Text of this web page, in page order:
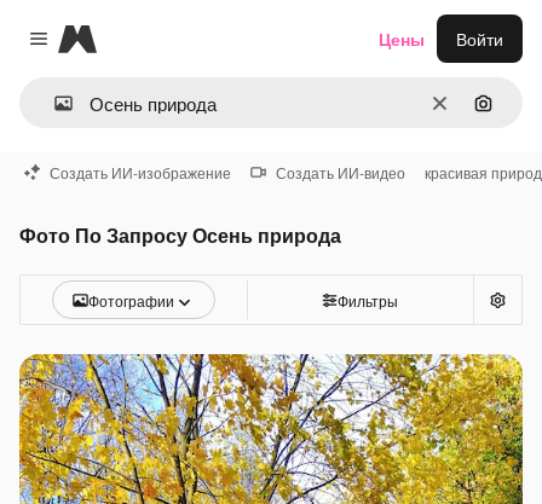
Close menu
Magnific
ОчиститьПоиск
Цены Войти
Создать ИИ-изображение Создать ИИ-видео красивая
Фото По Запросу Осень природа
Фотографии Фильтры